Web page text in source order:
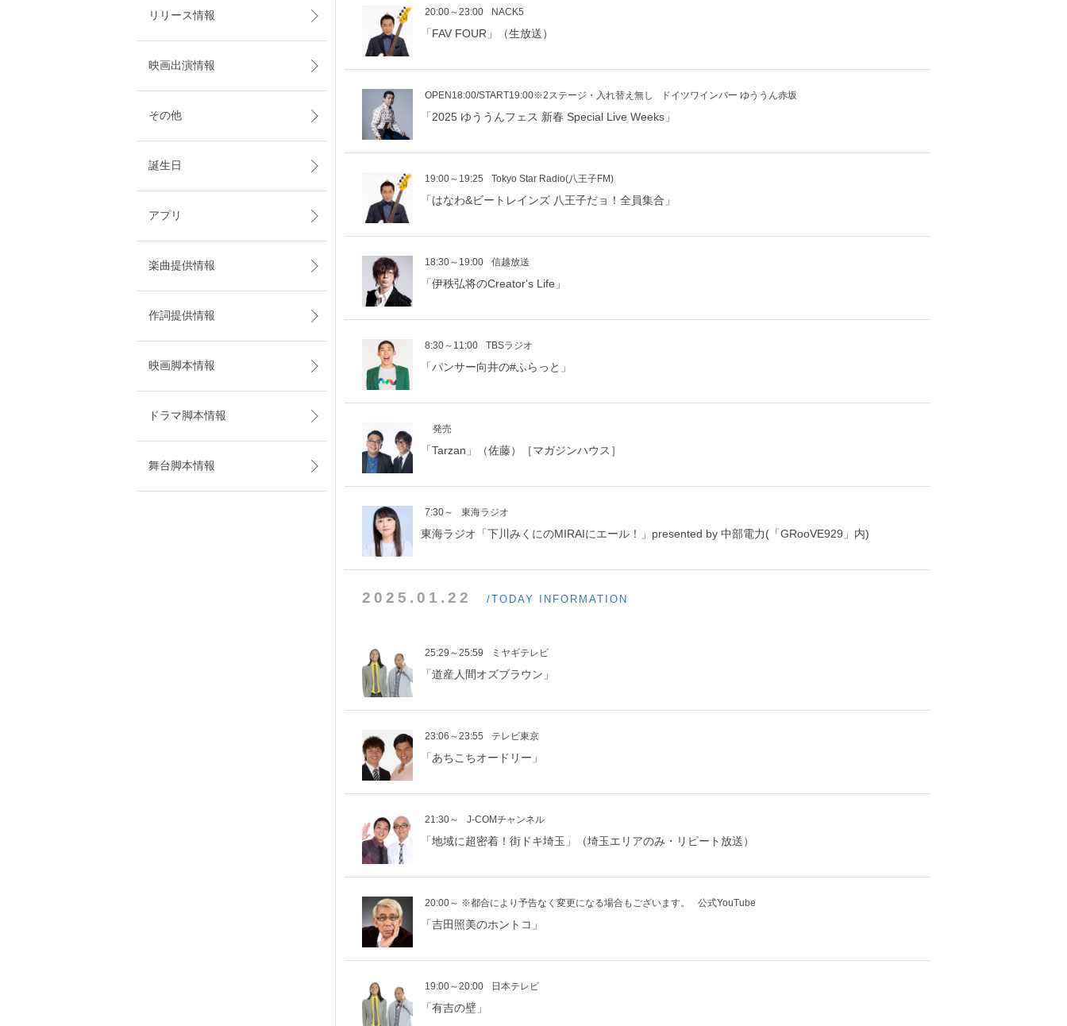
20:00～23:00 NACK5
「FAV FOUR」（生放送）
OPEN18:00/START19:00※2ステージ・入れ替え無し ドイツワインバー ゆううん赤坂
「2025 ゆううんフェス 新春 Special Live Weeks」
19:00～19:25 Tokyo Star Radio(八王子FM)
「はなわ&ビートレインズ 八王子だョ！全員集合」
18:30～19:00 信越放送
「伊秩弘将のCreator's Life」
8:30～11:00 TBSラジオ
「パンサー向井の#ふらっと」
発売
「Tarzan」（佐藤）［マガジンハウス］
7:30～ 東海ラジオ
東海ラジオ「下川みくにのMIRAIにエール！」presented by 中部電力(「GRooVE929」内)
2025.01.22 /TODAY INFORMATION
25:29～25:59 ミヤギテレビ
「道産人間オズブラウン」
23:06～23:55 テレビ東京
「あちこちオードリー」
21:30～ J-COMチャンネル
「地域に超密着！街ドキ埼玉」（埼玉エリアのみ・リピート放送）
20:00～ ※都合により予告なく変更になる場合もございます。 公式YouTube
「吉田照美のホントコ」
19:00～20:00 日本テレビ
「有吉の壁」
リリース情報
映画出演情報
その他
誕生日
アプリ
楽曲提供情報
作詞提供情報
映画脚本情報
ドラマ脚本情報
舞台脚本情報